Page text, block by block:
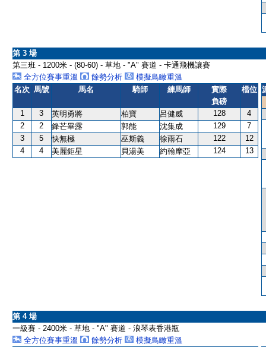
第 3 場
第三班 - 1200米 - (80-60) - 草地 - "A" 賽道 - 卡通飛機讓賽
全方位賽事重溫
餘勢分析
模擬鳥瞰重溫
名次 馬號 馬名 騎師 練馬師
實際
負磅
檔位
1 3 英明勇將 柏寶 呂健威 128
4
2
2 鋒芒畢露 郭能 沈集成 129
7
3
5 快無極 巫斯義 徐雨石 122
12
4
4 美麗鉅星 貝湯美 約翰摩亞 124 13
第 4 場
一級賽 - 2400米 - 草地 - "A" 賽道 - 浪琴表香港瓶
全方位賽事重溫
餘勢分析
模擬鳥瞰重溫